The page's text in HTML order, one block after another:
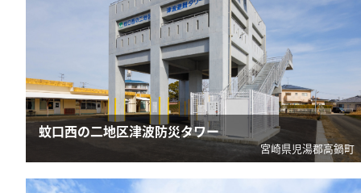
蚊口西の二地区津波防災タワー
宮崎県児湯郡高鍋町